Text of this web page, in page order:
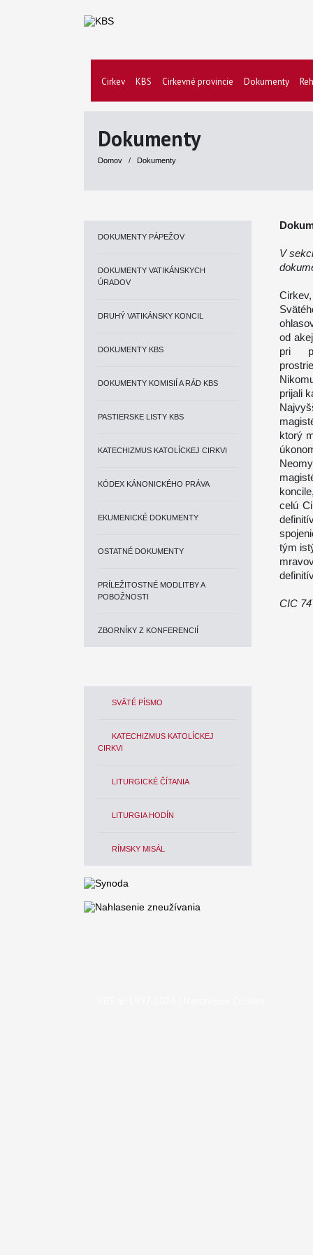
Cirkev KBS Cirkevné provincie Dokumenty
Dokumenty
Domov / Dokumenty
DOKUMENTY PÁPEŽOV
DOKUMENTY VATIKÁNSKYCH
ÚRADOV
DRUHÝ VATIKÁNSKY KONCIL
DOKUMENTY KBS
DOKUMENTY KOMISIÍ A RÁD KBS
PASTIERSKE LISTY KBS
KATECHIZMUS KATOLÍCKEJ CIRKVI
KÓDEX KÁNONICKÉHO PRÁVA
EKUMENICKÉ DOKUMENTY
OSTATNÉ DOKUMENTY
PRÍLEŽITOSTNÉ MODLITBY A
POBOŽNOSTI
ZBORNÍKY Z KONFERENCIÍ
SVÄTÉ PÍSMO
KATECHIZMUS KATOLÍCKEJ
CIRKVI
LITURGICKÉ ČÍTANIA
LITURGIA HODÍN
RÍMSKY MISÁL
V
od
pri
prijali
ktorý
celú
tým
CIC